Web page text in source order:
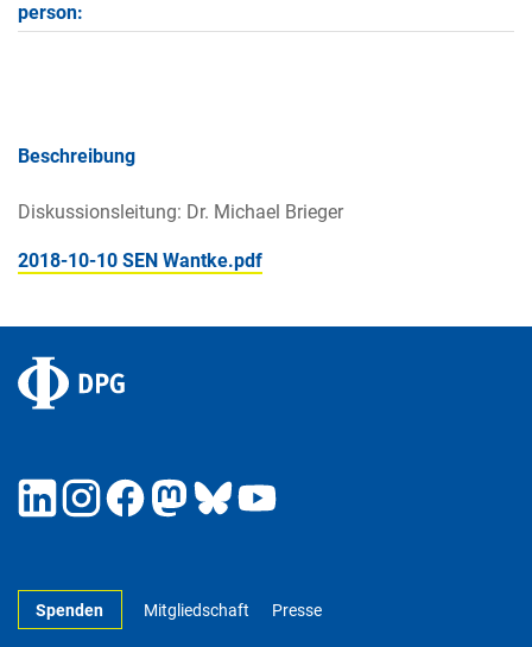
person:
Beschreibung
Diskussionsleitung: Dr. Michael Brieger
2018-10-10 SEN Wantke.pdf
Spenden Mitgliedschaft Presse